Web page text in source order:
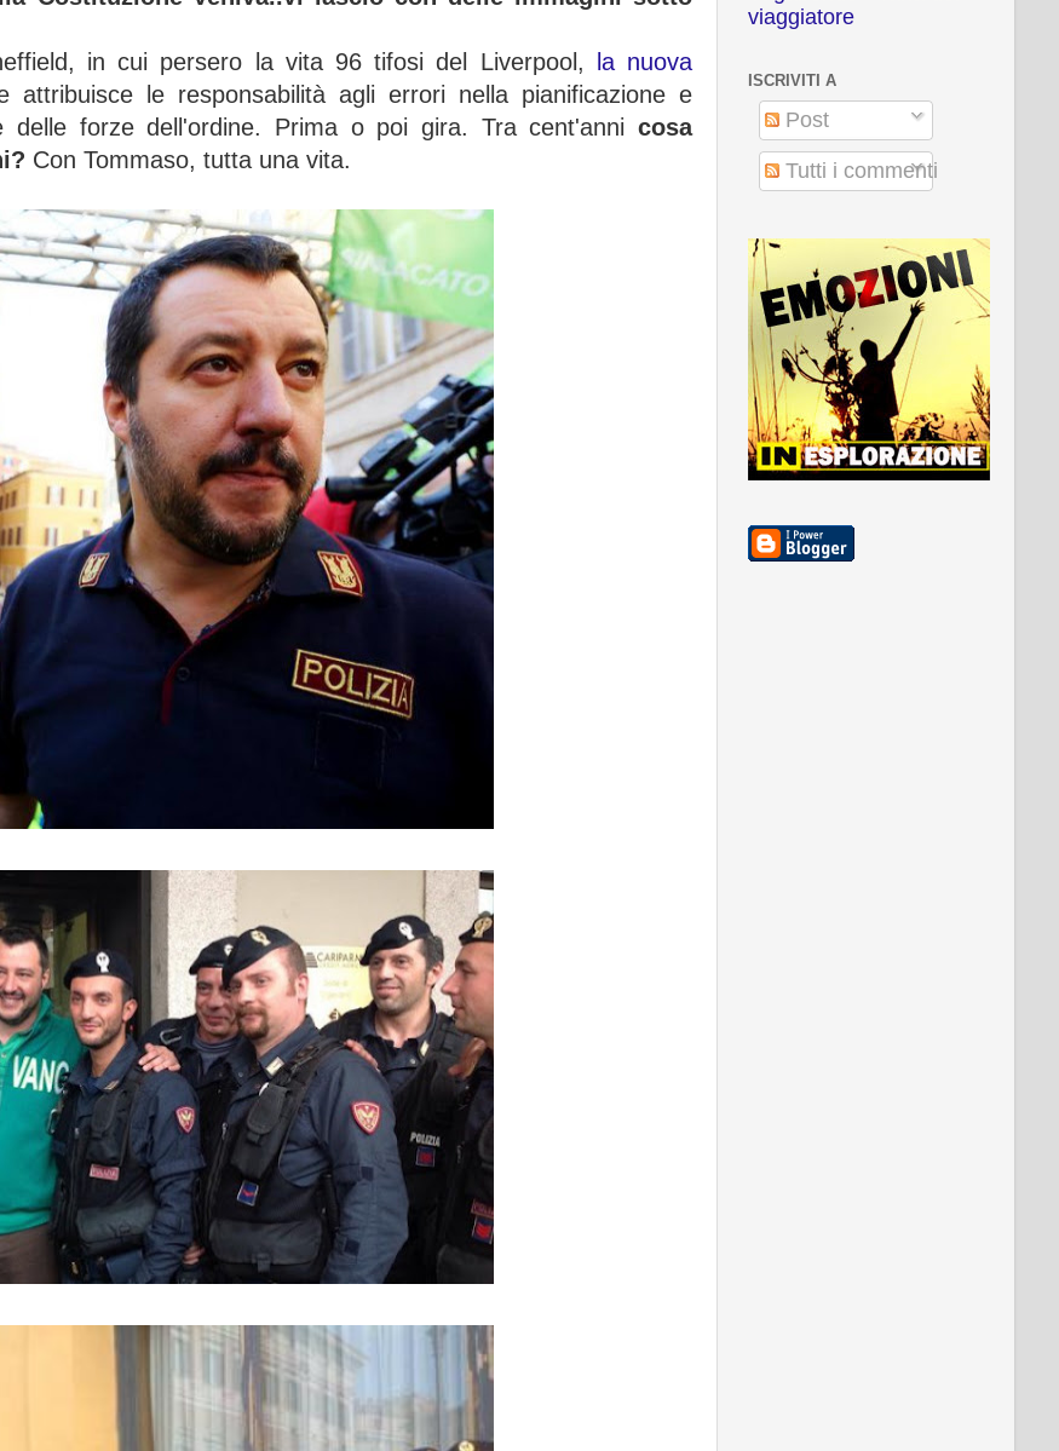
in cui persero la vita 96 tifosi del Liverpool, la nuova
attribuisce le responsabilità agli errori nella pianificazione e
forze dell'ordine. Prima o poi gira. Tra cent'anni cosa
Con Tommaso, tutta una vita.
viaggiatore
ISCRIVITI A
Post
Tutti i commenti